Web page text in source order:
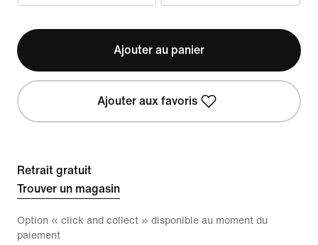
Ajouter au panier
Ajouter aux favoris
Retrait gratuit
Trouver un magasin
Option « click and collect » disponible au moment du
paiement